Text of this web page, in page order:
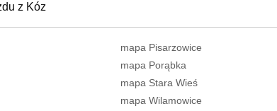
z Kóz
mapa Pisarzowice
mapa Porąbka
mapa Stara Wieś
mapa Wilamowice